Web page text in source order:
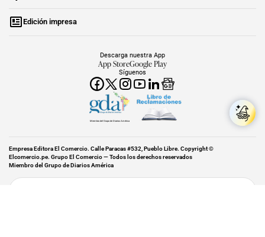
Edición impresa
Síguenos
Descarga nuestra App
App StoreGoogle Play
Miembro del Grupo de Diarios América
Empresa Editora El Comercio. Calle Paracas #532, Pueblo Libre. Copyright ©
Elcomercio.pe. Grupo El Comercio — Todos los derechos reservados
Miembro del Grupo de Diarios América